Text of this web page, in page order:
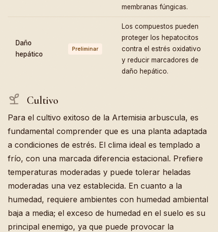
membranas fúngicas.
Daño
hepático
Preliminar
Los compuestos pueden
proteger los hepatocitos
contra el estrés oxidativo
y reducir marcadores de
daño hepático.
Cultivo
Para el cultivo exitoso de la Artemisia arbuscula, es
fundamental comprender que es una planta adaptada
a condiciones de estrés. El clima ideal es templado a
frío, con una marcada diferencia estacional. Prefiere
temperaturas moderadas y puede tolerar heladas
moderadas una vez establecida. En cuanto a la
humedad, requiere ambientes con humedad ambiental
baja a media; el exceso de humedad en el suelo es su
principal enemigo, ya que puede provocar la